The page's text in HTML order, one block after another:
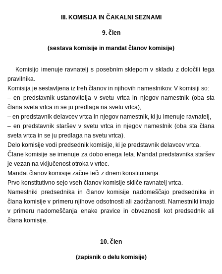
III. KOMISIJA IN ČAKALNI SEZNAMI
9. člen
(sestava komisije in mandat članov komisije)
Komisijo imenuje ravnatelj s posebnim sklepom v skladu z določili tega
pravilnika.
Komisija je sestavljena iz treh članov in njihovih namestnikov. V komisiji so:
– en predstavnik ustanovitelja v svetu vrtca in njegov namestnik (oba sta
člana sveta vrtca in se ju predlaga na svetu vrtca),
– en predstavnik delavcev vrtca in njegov namestnik, ki ju imenuje ravnatelj,
– en predstavnik staršev v svetu vrtca in njegov namestnik (oba sta člana
sveta vrtca in se ju predlaga na svetu vrtca).
Delo komisije vodi predsednik komisije, ki je predstavnik delavcev vrtca.
Člane komisije se imenuje za dobo enega leta. Mandat predstavnika staršev
je vezan na vključenost otroka v vrtec.
Mandat članov komisije začne teči z dnem konstituiranja.
Prvo konstitutivno sejo vseh članov komisije skliče ravnatelj vrtca.
Namestniki predsednika in članov komisije nadomeščajo predsednika in
člana komisije v primeru njihove odsotnosti ali zadržanosti. Namestniki imajo
v primeru nadomeščanja enake pravice in obveznosti kot predsednik ali
člana komisije.
10. člen
(zapisnik o delu komisije)